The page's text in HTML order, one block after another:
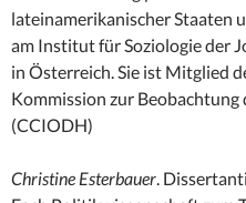
lateinamerikanischer Staaten
am Institut für Soziologie der
in Österreich. Sie ist Mitglied
Kommission zur
(CCIODH)
Christine Esterbauer.